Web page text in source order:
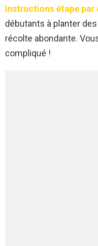
instructions étape par
débutants à planter
récolte abondante.
compliqué !